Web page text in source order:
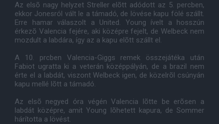
Az elsõ nagy helyzet Streller elõtt adódott az 5. percben,
ekkor Jonesról vált le a támadó, de lövése kapu fölé szállt.
Erre hamar válaszolt a United. Young ívelt a hosszún
érkezõ Valencia fejére, aki középre fejelt, de Welbeck nem
mozdult a labdára, így az a kapu elõtt szállt el.
A 10. prcben Valencia-Giggs remek összejátéka után
Fabiot ugratta ki a veterán középpályán, de a brazil nem
érte el a labdát, viszont Welbeck igen, de közelrõl csúnyán
kapu mellé lõtt a támadó.
Az elsõ negyed óra végén Valencia lõtte be erõsen a
labdát középre, amit Young lõhetett kapura, de Sommer
hárította a lövést.